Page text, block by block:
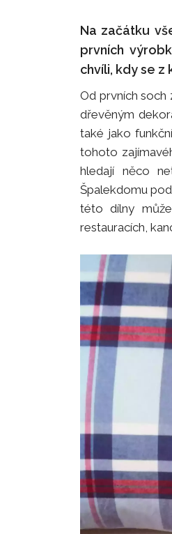
Na začátku
prvních
chvíli, kdy se z
Od prvních soch
dřevěným
také jako
tohoto
hledají něco
Špalekdomu
této dílny
restauracích,